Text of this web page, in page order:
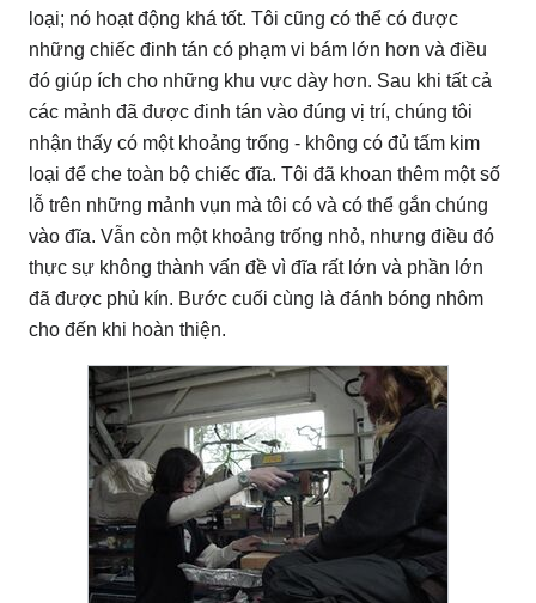
loại; nó hoạt động khá tốt. Tôi cũng có thể có được
những chiếc đinh tán có phạm vi bám lớn hơn và điều
đó giúp ích cho những khu vực dày hơn. Sau khi tất cả
các mảnh đã được đinh tán vào đúng vị trí, chúng tôi
nhận thấy có một khoảng trống - không có đủ tấm kim
loại để che toàn bộ chiếc đĩa. Tôi đã khoan thêm một số
lỗ trên những mảnh vụn mà tôi có và có thể gắn chúng
vào đĩa. Vẫn còn một khoảng trống nhỏ, nhưng điều đó
thực sự không thành vấn đề vì đĩa rất lớn và phần lớn
đã được phủ kín. Bước cuối cùng là đánh bóng nhôm
cho đến khi hoàn thiện.